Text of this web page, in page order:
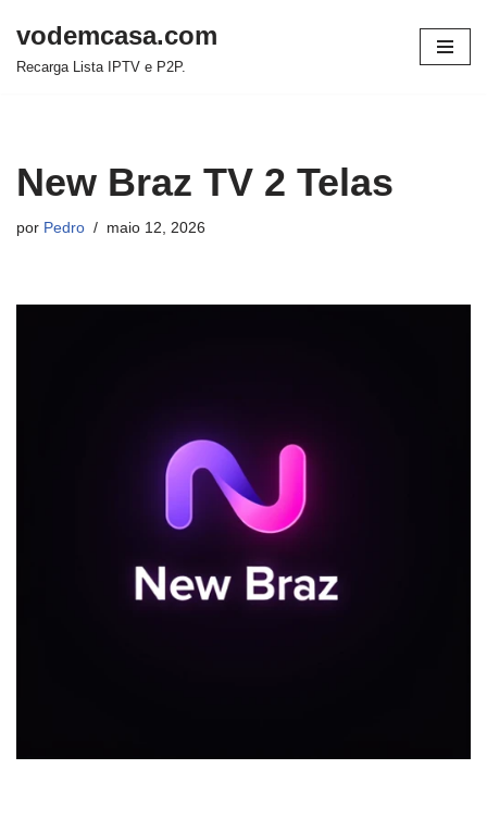
Pular
vodemcasa.com
Recarga Lista IPTV e P2P.
New Braz TV 2 Telas
por Pedro maio 12, 2026